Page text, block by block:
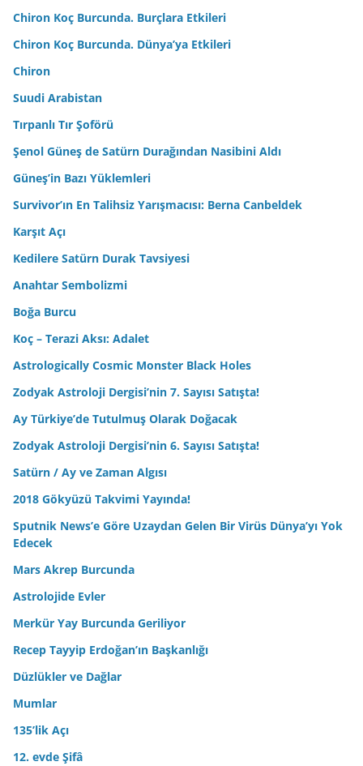
Chiron Koç Burcunda. Burçlara Etkileri
Chiron Koç Burcunda. Dünya’ya Etkileri
Chiron
Suudi Arabistan
Tırpanlı Tır Şoförü
Şenol Güneş de Satürn Durağından Nasibini Aldı
Güneş’in Bazı Yüklemleri
Survivor’ın En Talihsiz Yarışmacısı: Berna Canbeldek
Karşıt Açı
Kedilere Satürn Durak Tavsiyesi
Anahtar Sembolizmi
Boğa Burcu
Koç – Terazi Aksı: Adalet
Astrologically Cosmic Monster Black Holes
Zodyak Astroloji Dergisi’nin 7. Sayısı Satışta!
Ay Türkiye’de Tutulmuş Olarak Doğacak
Zodyak Astroloji Dergisi’nin 6. Sayısı Satışta!
Satürn / Ay ve Zaman Algısı
2018 Gökyüzü Takvimi Yayında!
Sputnik News’e Göre Uzaydan Gelen Bir Virüs Dünya’yı Yok
Edecek
Mars Akrep Burcunda
Astrolojide Evler
Merkür Yay Burcunda Geriliyor
Recep Tayyip Erdoğan’ın Başkanlığı
Düzlükler ve Dağlar
Mumlar
135’lik Açı
12. evde Şifâ